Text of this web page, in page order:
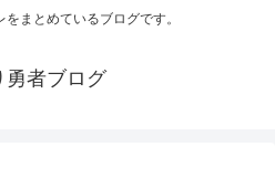
まとめているブログです。
勇者ブログ